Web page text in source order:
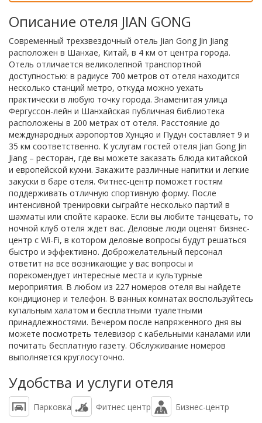
Описание отеля JIAN GONG
Современный трехзвездочный отель Jian Gong Jin Jiang
расположен в Шанхае, Китай, в 4 км от центра города.
Отель отличается великолепной транспортной
доступностью: в радиусе 700 метров от отеля находится
несколько станций метро, откуда можно уехать
практически в любую точку города. Знаменитая улица
Фергуссон-лейн и Шанхайская публичная библиотека
расположены в 200 метрах от отеля. Расстояние до
международных аэропортов Хунцяо и Пудун составляет 9 и
35 км соответственно. К услугам гостей отеля Jian Gong Jin
Jiang – ресторан, где вы можете заказать блюда китайской
и европейской кухни. Закажите различные напитки и легкие
закуски в баре отеля. Фитнес-центр поможет гостям
поддерживать отличную спортивную форму. После
интенсивной тренировки сыграйте несколько партий в
шахматы или спойте караоке. Если вы любите танцевать, то
ночной клуб отеля ждет вас. Деловые люди оценят бизнес-
центр с Wi-Fi, в котором деловые вопросы будут решаться
быстро и эффективно. Доброжелательный персонал
ответит на все возникающие у вас вопросы и
порекомендует интересные места и культурные
мероприятия. В любом из 227 номеров отеля вы найдете
кондиционер и телефон. В ванных комнатах воспользуйтесь
купальным халатом и бесплатными туалетными
принадлежностями. Вечером после напряженного дня вы
можете посмотреть телевизор с кабельными каналами или
почитать бесплатную газету. Обслуживание номеров
выполняется круглосуточно.
Удобства и услуги отеля
Парковка Фитнес центр Бизнес-центр